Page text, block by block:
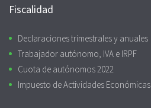
Fiscalidad
Declaraciones trimestrales y anuales
Trabajador autónomo, IVA e IRPF
Cuota de autónomos 2022
Impuesto de Actividades Económicas